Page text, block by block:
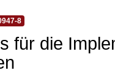
8
für die